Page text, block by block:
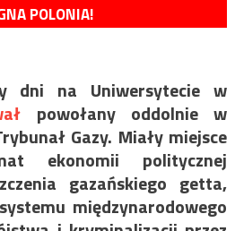
POLONIA!
dni na Uniwersytecie w
powołany oddolnie w
Gazy. Miały miejsce
ekonomii politycznej
gazańskiego getta,
międzynarodowego